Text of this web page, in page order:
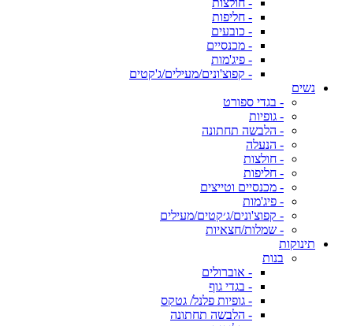
- חולצות
- חליפות
- כובעים
- מכנסיים
- פיג'מות
- קפוצ'ונים/מעילים/ג'קטים
נשים
- בגדי ספורט
- גופיות
- הלבשה תחתונה
- הנעלה
- חולצות
- חליפות
- מכנסיים וטייצים
- פיג'מות
- קפוצ'ונים/ג׳קטים/מעילים
- שמלות/חצאיות
תינוקות
בנות
- אוברולים
- בגדי גוף
- גופיות פלנל/ גטקס
- הלבשה תחתונה